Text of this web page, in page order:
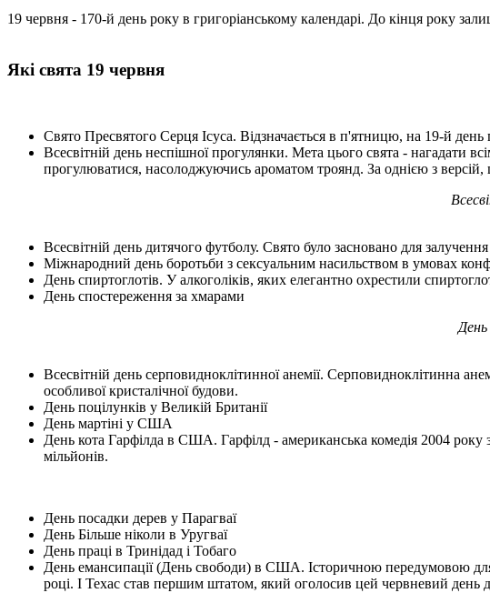
19 червня - 170-й день року в григоріанському календарі. До кінця року
Які свята 19 червня
Свято Пресвятого Серця Ісуса. Відзначається в п'ятницю, на 19-й
Всесвітній день неспішної прогулянки. Мета цього свята - нагадати
прогулюватися, насолоджуючись ароматом троянд. За однією з
Всесвітній день дитячого футболу. Свято було засновано для
Міжнародний день боротьби з сексуальним насильством в умовах
День спиртоглотів. У алкоголіків, яких елегантно охрестили
День спостереження за хмарами
Всесвітній день серповидноклітинної анемії. Серповидноклітинна
особливої кристалічної будови.
День поцілунків у Великій Британії
День мартіні у США
День кота Гарфілда в США. Гарфілд - американська комедія 2004 року
мільйонів.
День посадки дерев у Парагваї
День Більше ніколи в Уругваї
День праці в Тринідад і Тобаго
День емансипації (День свободи) в США. Історичною передумовою
році. І Техас став першим штатом, який оголосив цей червневий день